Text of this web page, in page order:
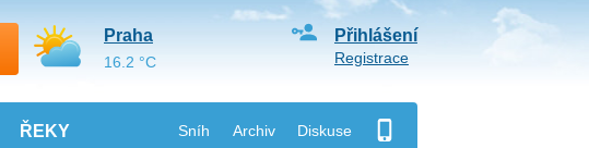
ŘEKY Sníh Archiv Diskuse
Přihlášení
Registrace
Praha
16.2 °C